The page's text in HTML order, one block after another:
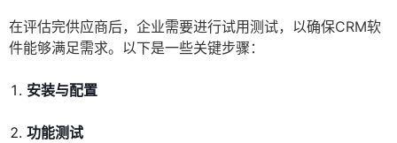
在评估完供应商后，企业需要进行试用测试，以确保CRM软
件能够满足需求。以下是一些关键步骤：
安装与配置
功能测试